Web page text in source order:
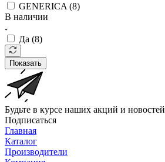
GENERICA (8)
В наличии
Да (8)
Показать
Будьте в курсе наших акций и новостей
Подписаться
Главная
Каталог
Производители